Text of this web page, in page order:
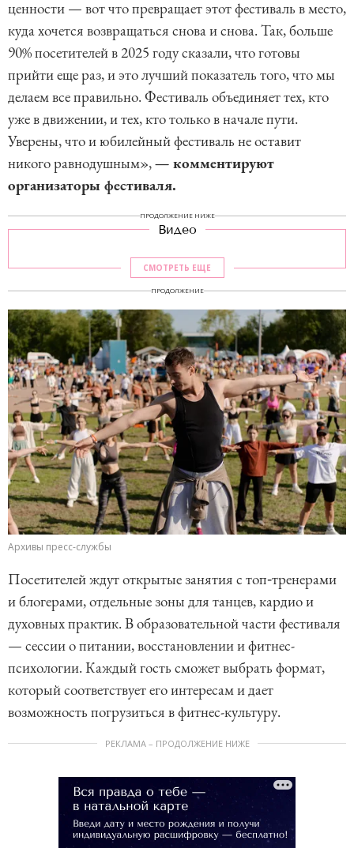
ценности — вот что превращает этот фестиваль в место,
куда хочется возвращаться снова и снова. Так, больше
90% посетителей в 2025 году сказали, что готовы
прийти еще раз, и это лучший показатель того, что мы
делаем все правильно. Фестиваль объединяет тех, кто
уже в движении, и тех, кто только в начале пути.
Уверены, что и юбилейный фестиваль не оставит
никого равнодушным»,— комментируют
организаторы фестиваля.
ПРОДОЛЖЕНИЕ НИЖЕ
Видео
СМОТРЕТЬ ЕЩЕ
ПРОДОЛЖЕНИЕ
Архивы пресс-службы
Посетителей ждут открытые занятия с топ‑тренерами
и блогерами, отдельные зоны для танцев, кардио и
духовных практик. В образовательной части фестиваля
— сессии о питании, восстановлении и фитнес-
психологии. Каждый гость сможет выбрать формат,
который соответствует его интересам и дает
возможность погрузиться в фитнес-культуру.
РЕКЛАМА – ПРОДОЛЖЕНИЕ НИЖЕ